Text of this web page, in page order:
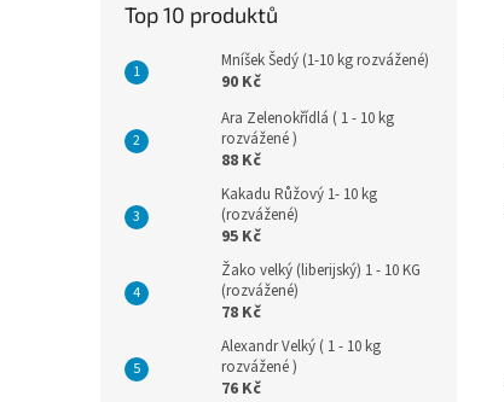
Top 10 produktů
Mníšek Šedý (1-10 kg rozvážené)
90 Kč
Ara Zelenokřídlá ( 1 - 10 kg
rozvážené )
88 Kč
Kakadu Růžový 1- 10 kg
(rozvážené)
95 Kč
Žako velký (liberijský) 1 - 10 KG
(rozvážené)
78 Kč
Alexandr Velký ( 1 - 10 kg
rozvážené )
76 Kč